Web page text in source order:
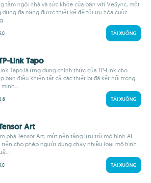
tầm ngôi nhà và sức khỏe của bạn với VeSync, một
dụng đa năng được thiết kế để tối ưu hóa cuộc
TẢI XUỐNG
Link Tapo
Tapo là ứng dụng chính thức của TP-Link cho
bạn điều khiển tất cả các thiết bị đã kết nối trong
mình...
TẢI XUỐNG
Art
phá Tensor Art, một nền tảng lưu trữ mô hình AI
tiến cho phép người dùng chạy nhiều loại mô hình
TẢI XUỐNG